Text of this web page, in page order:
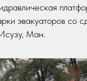
эвакуаторов со
Ман.